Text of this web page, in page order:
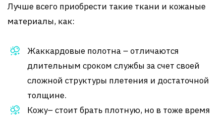
Лучше всего приобрести такие ткани и кожаные
материалы, как:
Жаккардовые полотна – отличаются
длительным сроком службы за счет своей
сложной структуры плетения и достаточной
толщине.
Кожу– стоит брать плотную, но в тоже время